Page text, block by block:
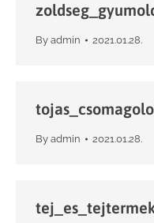
By admin 2021.01.28.
By admin 2021.01.28.